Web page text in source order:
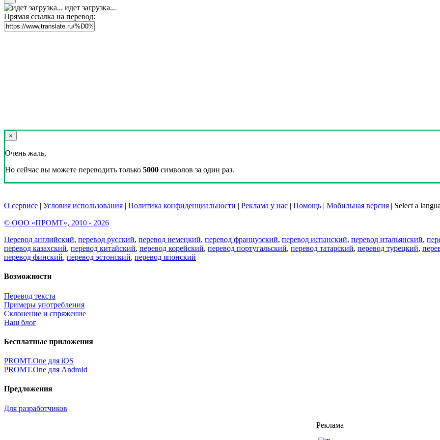
идет загрузка...
Прямая ссылка на перевод:
×
Очень жаль,
Но сейчас вы можете переводить только 5000 символов за один раз.
О сервисе | Условия использования | Политика конфиденциальности | Реклама у нас | Помощь | Мобильная версия | Select a
© ООО «ПРОМТ», 2010 - 2026
Перевод английский, перевод русский, перевод немецкий, перевод французский, перевод испанский, перевод итальянский,
перевод казахский, перевод китайский, перевод корейский, перевод португальский, перевод татарский, перевод турецкий,
перевод финский, перевод эстонский, перевод японский
Возможности
Перевод текста
Примеры употребления
Склонение и спряжение
Наш блог
Бесплатные приложения
PROMT.One для iOS
PROMT.One для Android
Предложения
Для разработчиков
Реклама